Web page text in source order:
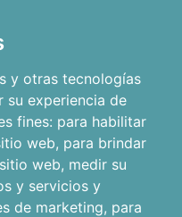
y otras tecnologías
su experiencia de
fines: para habilitar
web, para brindar
web, medir su
y servicios y
de marketing, para